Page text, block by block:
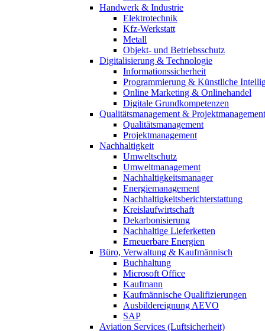
Handwerk & Industrie
Elektrotechnik
Kfz-Werkstatt
Metall
Objekt- und Betriebsschutz
Digitalisierung & Technologie
Informationssicherheit
Programmierung & Künstliche
Online Marketing & Onlinehandel
Digitale Grundkompetenzen
Qualitätsmanagement & Projektmanagement
Qualitätsmanagement
Projektmanagement
Nachhaltigkeit
Umweltschutz
Umweltmanagement
Nachhaltigkeitsmanager
Energiemanagement
Nachhaltigkeitsberichterstattung
Kreislaufwirtschaft
Dekarbonisierung
Nachhaltige Lieferketten
Erneuerbare Energien
Büro, Verwaltung & Kaufmännisch
Buchhaltung
Microsoft Office
Kaufmann
Kaufmännische Qualifizierungen
Ausbildereignung AEVO
SAP
Aviation Services (Luftsicherheit)